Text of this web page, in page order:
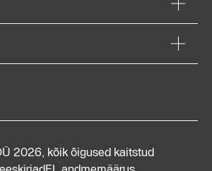
2026, kõik õigused kaitstud